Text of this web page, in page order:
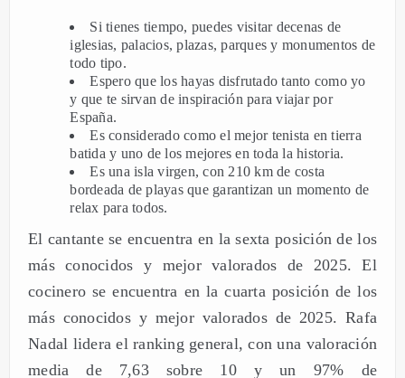
Si tienes tiempo, puedes visitar decenas de
iglesias, palacios, plazas, parques y monumentos de
todo tipo.
Espero que los hayas disfrutado tanto como yo
y que te sirvan de inspiración para viajar por
España.
Es considerado como el mejor tenista en tierra
batida y uno de los mejores en toda la historia.
Es una isla virgen, con 210 km de costa
bordeada de playas que garantizan un momento de
relax para todos.
El cantante se encuentra en la sexta posición de los
más conocidos y mejor valorados de 2025. El
cocinero se encuentra en la cuarta posición de los
más conocidos y mejor valorados de 2025. Rafa
Nadal lidera el ranking general, con una valoración
media de 7,63 sobre 10 y un 97% de